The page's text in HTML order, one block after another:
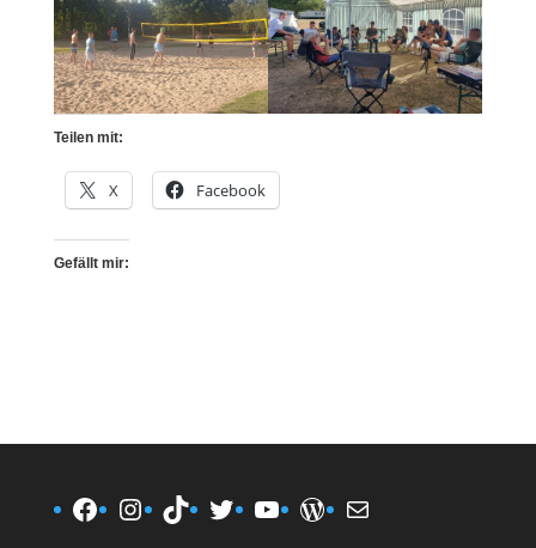
Teilen mit:
X Facebook
Gefällt mir:
Facebook
Instagram
TikTokTwitterYouTube
WordPress
E-Mail